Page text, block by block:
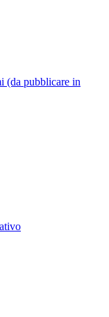
(da pubblicare in